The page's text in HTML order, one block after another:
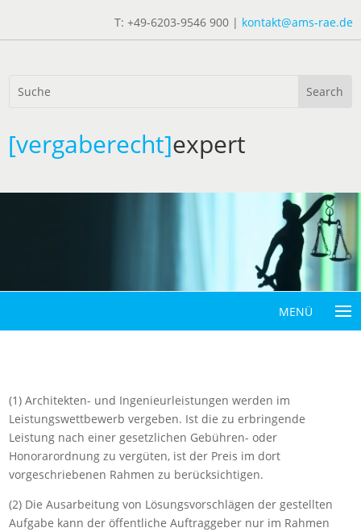
T: +49-6203-9546 900 | kontakt@ams-rae.de
[vergaberecht]expert
(1) Architekten- und Ingenieurleistungen werden im
Leistungswettbewerb vergeben. Ist die zu erbringende
Leistung nach einer gesetzlichen Gebühren- oder
Honorarordnung zu vergüten, ist der Preis im dort
vorgeschriebenen Rahmen zu berücksichtigen.
(2) Die Ausarbeitung von Lösungsvorschlägen der gestellten
Aufgabe kann der öffentliche Auftraggeber nur im Rahmen